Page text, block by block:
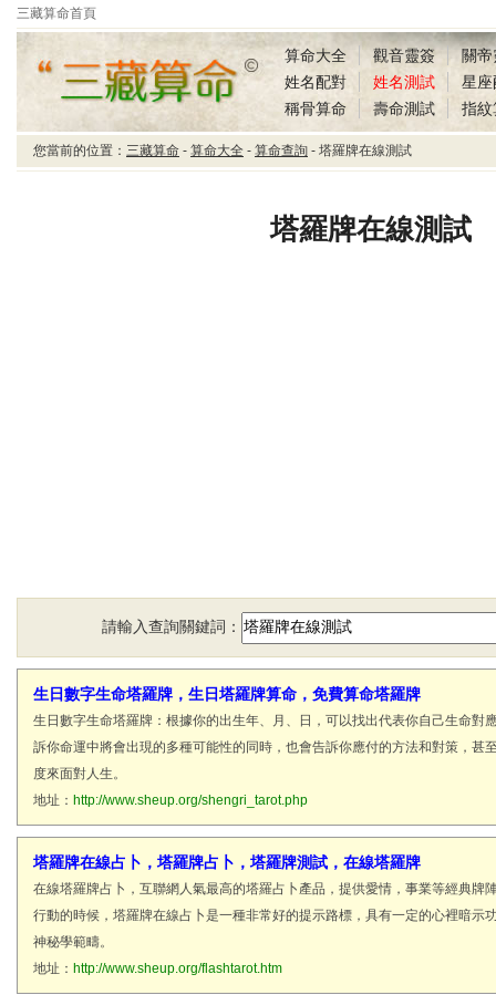
三藏算命首頁
三藏算命塔羅牌在線測
算命大全 觀音靈簽
關
姓名配對
姓名測試
星座
稱骨算命
壽命測試 指紋
您當前的位置： 三藏算命 - 算命大全 - 算命查詢 - 塔羅牌在線測試
塔羅牌在線測試
請輸入查詢關鍵詞：
生日數字生命塔羅牌，生日塔羅牌算命，免費算命塔羅牌
生日數字生命塔羅牌：根據你的出生年、月、日，可以找出代表你自己生命對
訴你命運中將會出現的多種可能性的同時，也會告訴你應付的方法和對策，甚
度來面對人生。
地址： http://www.sheup.org/shengri_tarot.php
塔羅牌在線占卜，塔羅牌占卜，塔羅牌測試，在線塔羅牌
在線塔羅牌占卜，互聯網人氣最高的塔羅占卜產品，提供愛情，事業等經典牌
行動的時候，塔羅牌在線占卜是一種非常好的提示路標，具有一定的心裡暗示
神秘學範疇。
地址： http://www.sheup.org/flashtarot.htm